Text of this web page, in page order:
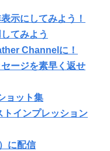
示にしてみよう！
てみよう
Channelに！
ージを素早く返せ
ョット集
トインプレッション
に配信